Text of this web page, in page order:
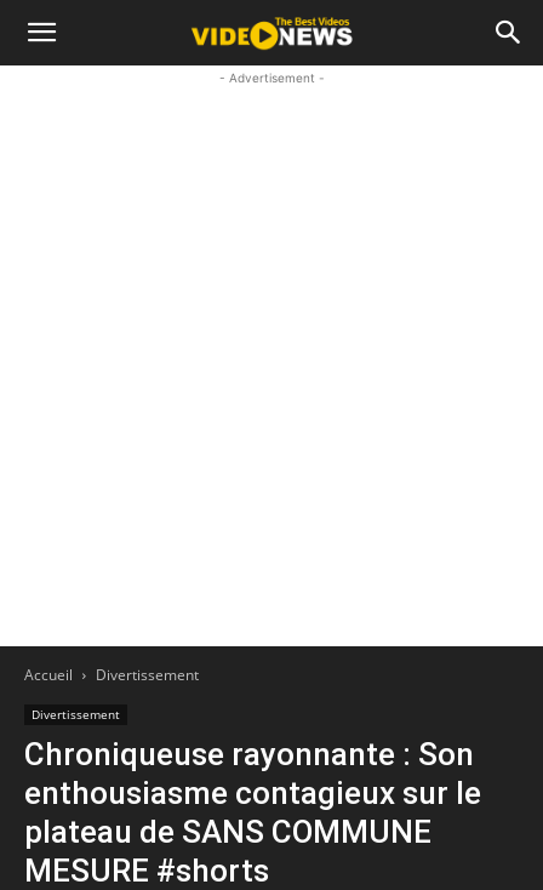
- Advertisement -
Accueil Divertissement
Divertissement
Chroniqueuse rayonnante : Son
enthousiasme contagieux sur le
plateau de SANS COMMUNE
MESURE #shorts